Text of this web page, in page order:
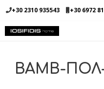
Μετάβαση
σε
περιεχόμενο
+30 2310 935543 +30 6972
ΒΑΜΒ-